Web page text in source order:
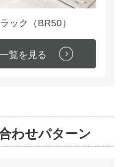
ック（BR50）
覧を見る
わせパターン